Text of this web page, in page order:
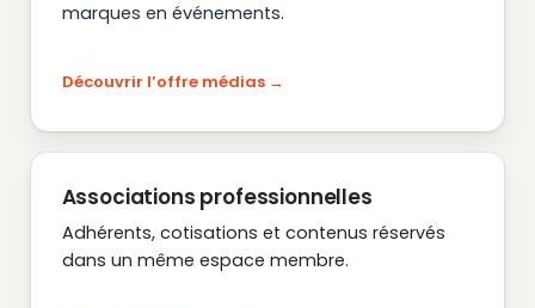
marques en événements.
Découvrir l’offre médias
Associations professionnelles
Adhérents, cotisations et contenus réservés
dans un même espace membre.